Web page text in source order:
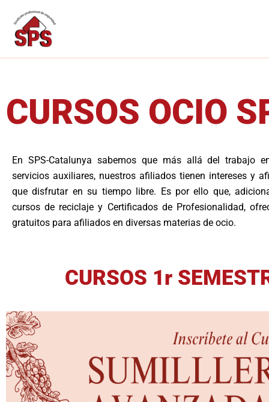
contenido
CURSOS OCIO
En SPS-Catalunya sabemos que más allá del trabajo
servicios auxiliares, nuestros afiliados tienen intereses y
que disfrutar en su tiempo libre. Es por ello que,
cursos de reciclaje y Certificados de Profesionalidad,
gratuitos para afiliados en diversas materias de ocio.
CURSOS 1r